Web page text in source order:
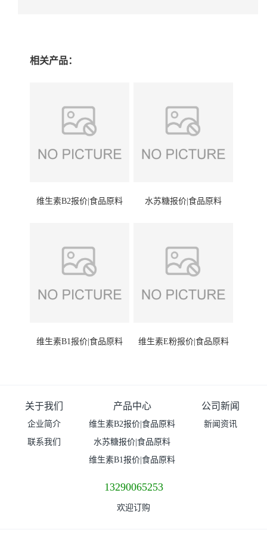
相关产品：
维生素B2报价|食品原料 水苏糖报价|食品原料
维生素B1报价|食品原料 维生素E粉报价|食品原料
关于我们
企业简介
联系我们
产品中心
维生素B2报价|食品原料
水苏糖报价|食品原料
维生素B1报价|食品原料
公司新闻
新闻资讯
13290065253
欢迎订购